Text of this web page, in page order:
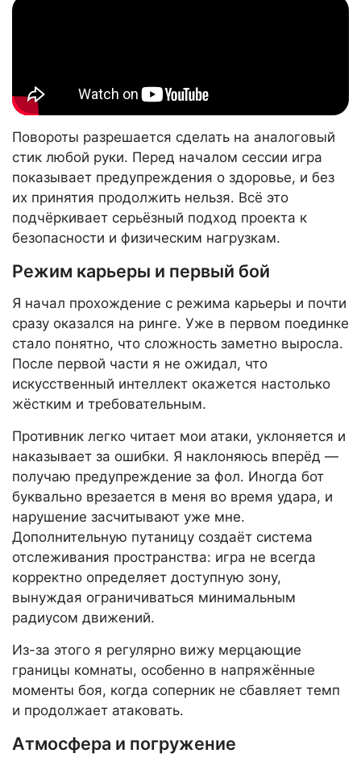
Повороты разрешается сделать на аналоговый
стик любой руки. Перед началом сессии игра
показывает предупреждения о здоровье, и без
их принятия продолжить нельзя. Всё это
подчёркивает серьёзный подход проекта к
безопасности и физическим нагрузкам.
Режим карьеры и первый бой
Я начал прохождение с режима карьеры и почти
сразу оказался на ринге. Уже в первом поединке
стало понятно, что сложность заметно выросла.
После первой части я не ожидал, что
искусственный интеллект окажется настолько
жёстким и требовательным.
Противник легко читает мои атаки, уклоняется и
наказывает за ошибки. Я наклоняюсь вперёд —
получаю предупреждение за фол. Иногда бот
буквально врезается в меня во время удара, и
нарушение засчитывают уже мне.
Дополнительную путаницу создаёт система
отслеживания пространства: игра не всегда
корректно определяет доступную зону,
вынуждая ограничиваться минимальным
радиусом движений.
Из-за этого я регулярно вижу мерцающие
границы комнаты, особенно в напряжённые
моменты боя, когда соперник не сбавляет темп
и продолжает атаковать.
Атмосфера и погружение